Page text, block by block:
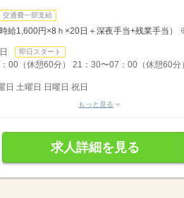
交通費一部支給
給1,600円×8ｈ×20日＋深夜手当+残業手当）
即日スタート
00（休憩60分） 21：30〜07：00（休憩60分
日 土曜日 日曜日 祝日
もっと見る
求人詳細を見る